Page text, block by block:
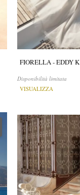
FIORELLA - EDDY K
Disponibilità limitata
VISUALIZZA